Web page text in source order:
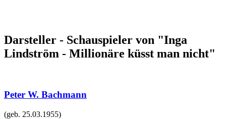
Darsteller - Schauspieler von "Inga
Lindström - Millionäre küsst man nicht"
Peter W. Bachmann
(geb. 25.03.1955)